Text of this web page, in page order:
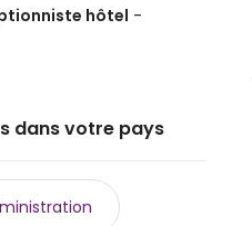
hôtel -
dans votre pays